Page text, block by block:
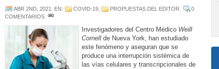
ABR 2ND, 2021 . EN: COVID-19 PROPUESTAS DEL EDITOR
0
COMENTARIOS
Investigadores del Centro Médico Weill
Cornell de Nueva York, han estudiado
este fenómeno y aseguran que se
produce una interrupción sistémica de
las vías celulares y transcripcionales de